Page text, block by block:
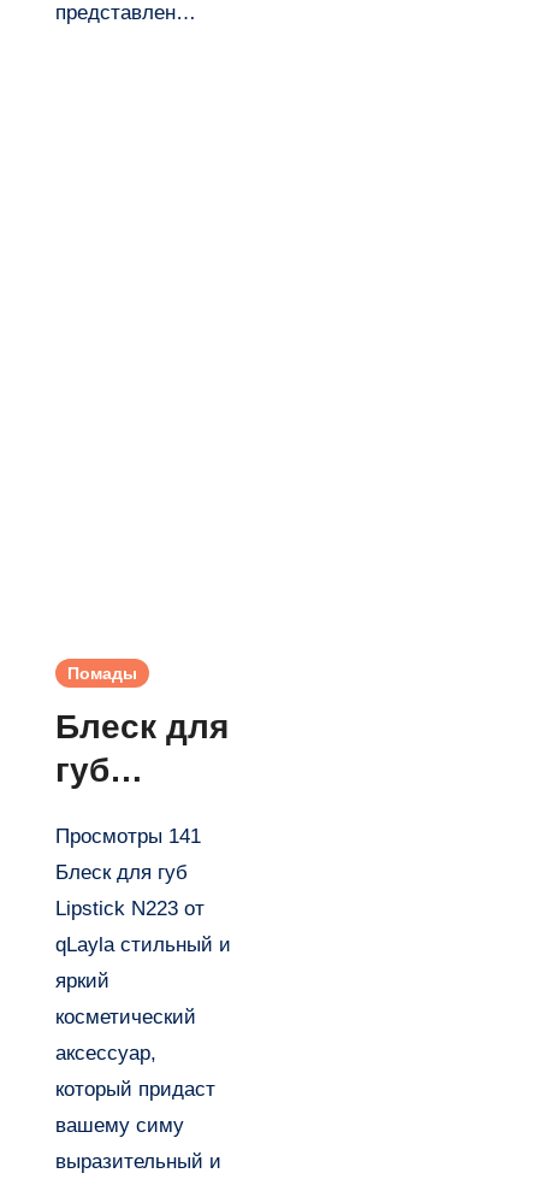
представлен…
Помады
Блеск для
губ
N223 от
qLayla
Просмотры 141
Блеск для губ
Lipstick N223 от
qLayla стильный и
яркий
косметический
аксессуар,
который придаст
вашему симу
выразительный и